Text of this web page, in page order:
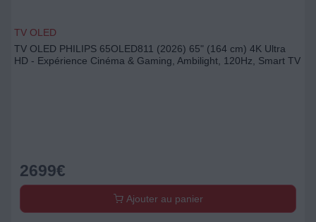
TV OLED
TV OLED PHILIPS 65OLED811 (2026) 65" (164 cm) 4K Ultra
HD - Expérience Cinéma & Gaming, Ambilight, 120Hz, Smart TV
2699€
Ajouter au panier